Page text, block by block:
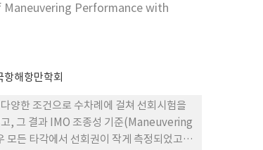
Maneuvering Performance with
항해항만학회
양한 조건으로 수차례에 걸쳐 선회시험을
고, 그 결과 IMO 조종성 기준(Maneuvering
든 타각에서 선회권이 작게 측정되었고,